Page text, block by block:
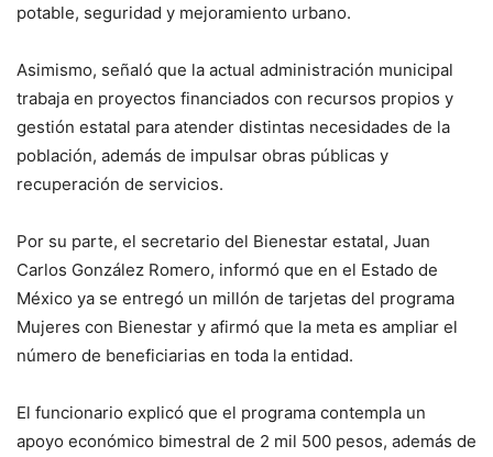
potable, seguridad y mejoramiento urbano.
Asimismo, señaló que la actual administración municipal
trabaja en proyectos financiados con recursos propios y
gestión estatal para atender distintas necesidades de la
población, además de impulsar obras públicas y
recuperación de servicios.
Por su parte, el secretario del Bienestar estatal, Juan
Carlos González Romero, informó que en el Estado de
México ya se entregó un millón de tarjetas del programa
Mujeres con Bienestar y afirmó que la meta es ampliar el
número de beneficiarias en toda la entidad.
El funcionario explicó que el programa contempla un
apoyo económico bimestral de 2 mil 500 pesos, además de